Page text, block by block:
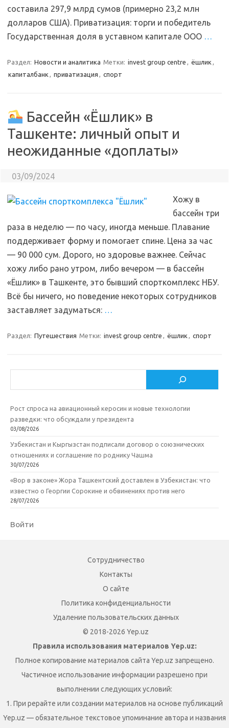
составила 297,9 млрд сумов (примерно 23,2 млн
долларов США). Приватизация: торги и победитель
Государственная доля в уставном капитале ООО …
Раздел: Новости и аналитика Метки: invest group centre , ёшлик ,
капиталбанк , приватизация , спорт
Бассейн «Ёшлик» в
Ташкенте: личный опыт и
неожиданные «доплаты»
03/09/2024
Хожу в
бассейн три
раза в неделю — по часу, иногда меньше. Плавание
поддерживает форму и помогает спине. Цена за час
— 90 000 сум. Дорого, но здоровье важнее. Сейчас
хожу либо рано утром, либо вечером — в бассейн
«Ёшлик» в Ташкенте, это бывший спорткомплекс НБУ.
Всё бы ничего, но поведение некоторых сотрудников
заставляет задуматься: …
Раздел: Путешествия Метки: invest group centre , ёшлик , спорт
Рост спроса на авиационный керосин и новые технологии
разведки: что обсуждали у президента
03/08/2026
Узбекистан и Кыргызстан подписали договор о союзнических
отношениях и соглашение по роднику Чашма
30/07/2026
«Вор в законе» Жора Ташкентский доставлен в Узбекистан: что
известно о Георгии Сорокине и обвинениях против него
28/07/2026
Войти
Сотрудничество
Контакты
О сайте
Политика конфиденциальности
Удаление пользовательских данных
© 2018-2026 Yep.uz
Правила использования материалов Yep.uz:
Полное копирование материалов сайта Yep.uz запрещено.
Частичное использование информации разрешено при
выполнении следующих условий:
1. При рерайте или создании материалов на основе публикаций
Yep.uz — обязательное текстовое упоминание автора и названия